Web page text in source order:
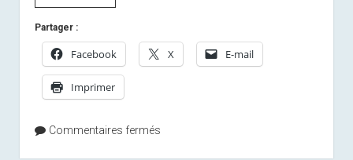
pour
courses
du
17
20
Partager :
Facebook X E-mail
Imprimer
Commentaires fermés